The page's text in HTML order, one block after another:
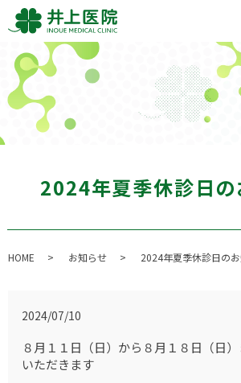
2024年夏季休診日の
HOME お知らせ 2024年夏季休診日の
2024/07/10
８月１１日（日）から８月１８日（日
いただきます